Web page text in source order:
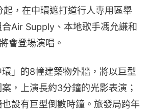
起，在中環遮打道行人專用區舉
Air Supply、本地歌手馮允謙和
會登場演唱。
」的8幢建築物外牆，將以巨型
，上演長約3分鐘的光影表演；
設有巨型倒數時鐘。旅發局跨年